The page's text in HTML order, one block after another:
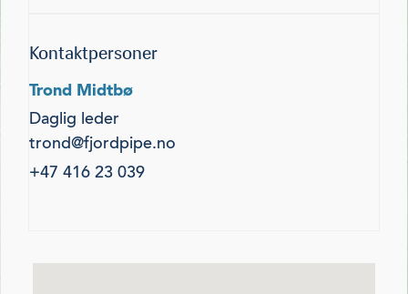
Kontaktpersoner
Trond Midtbø
Daglig leder
trond@fjordpipe.no
+47 416 23 039